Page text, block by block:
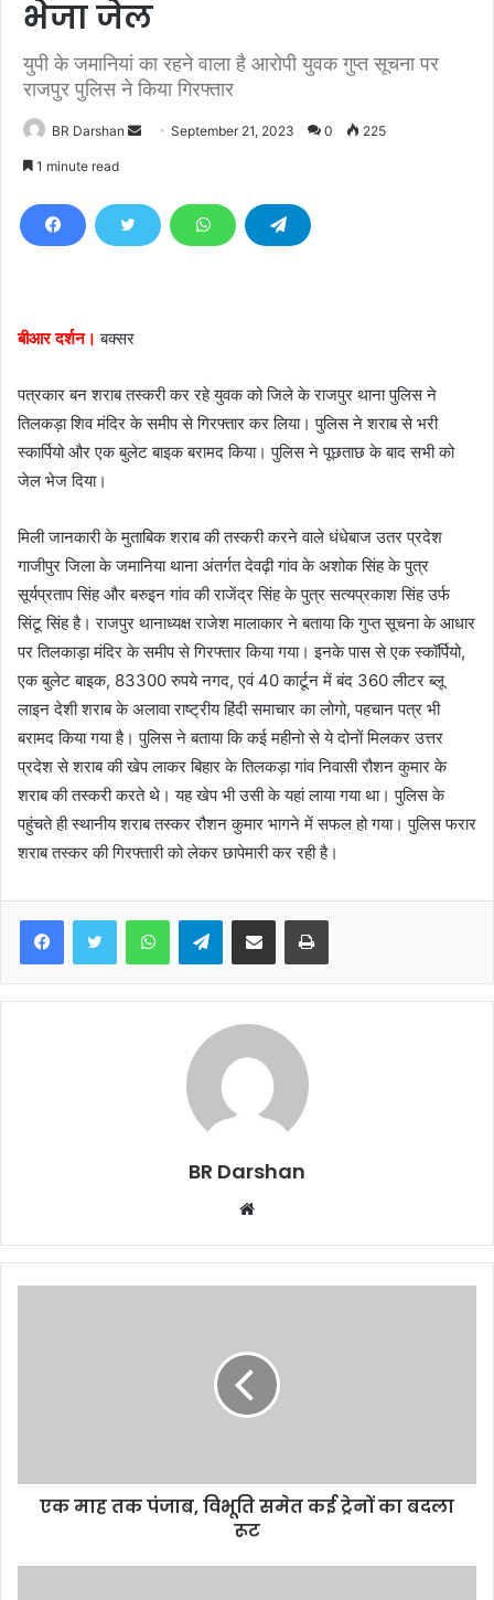
भेजा जेल
युपी के जमानियां का रहने वाला है आरोपी युवक गुप्त सूचना पर
राजपुर पुलिस ने किया गिरफ्तार
BR Darshan
d
l
September 21, 2023 0 225
1 minute read
बीआर दर्शन। बक्सर
पत्रकार बन शराब तस्करी कर रहे युवक को जिले के राजपुर थाना पुलिस ने
तिलकड़ा शिव मंदिर के समीप से गिरफ्तार कर लिया। पुलिस ने शराब से भरी
स्कार्पियो और एक बुलेट बाइक बरामद किया। पुलिस ने पूछताछ के बाद सभी को
जेल भेज दिया।
मिली जानकारी के मुताबिक शराब की तस्करी करने वाले धंधेबाज उतर प्रदेश
गाजीपुर जिला के जमानिया थाना अंतर्गत देवढ़ी गांव के अशोक सिंह के पुत्र
सूर्यप्रताप सिंह और बरुइन गांव की राजेंद्र सिंह के पुत्र सत्यप्रकाश सिंह उर्फ
सिंटू सिंह है। राजपुर थानाध्यक्ष राजेश मालाकार ने बताया कि गुप्त सूचना के आधार
पर तिलकाड़ा मंदिर के समीप से गिरफ्तार किया गया। इनके पास से एक स्कॉर्पियो,
एक बुलेट बाइक, 83300 रुपये नगद, एवं 40 कार्टून में बंद 360 लीटर ब्लू
लाइन देशी शराब के अलावा राष्ट्रीय हिंदी समाचार का लोगो, पहचान पत्र भी
बरामद किया गया है। पुलिस ने बताया कि कई महीनो से ये दोनों मिलकर उत्तर
प्रदेश से शराब की खेप लाकर बिहार के तिलकड़ा गांव निवासी रौशन कुमार के
शराब की तस्करी करते थे। यह खेप भी उसी के यहां लाया गया था। पुलिस के
पहुंचते ही स्थानीय शराब तस्कर रौशन कुमार भागने में सफल हो गया। पुलिस फरार
शराब तस्कर की गिरफ्तारी को लेकर छापेमारी कर रही है।
Telegram
BR Darshan
b
s
e
एक माह तक पंजाब, विभूति समेत कई ट्रेनों का बदला
रूट